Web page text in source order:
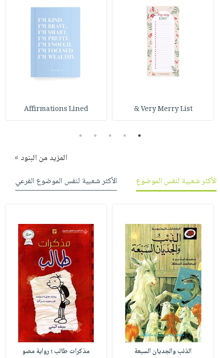
صابون
مناسبات
فيديوهات
خدمات
انشر
كتابك
الإصدارات
Very Merry List &
Affirmations Lined
1
2
3
4
5
المزيد من البنود »
الأكثر شعبية لنفس الموضوع
الأكثر شعبية لنفس الموضوع الفرعي
الذئب والجديان السبعة
مذكرات طالب ؛ رواية مصو